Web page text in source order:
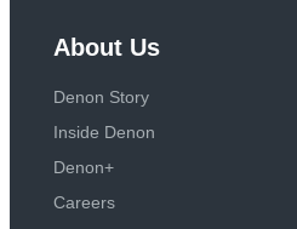
About Us
Denon Story
Inside Denon
Denon+
Careers